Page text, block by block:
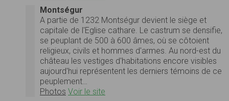
Montségur
A partie de 1232 Montségur devient le siège et
capitale de l'Eglise cathare. Le castrum se densifie,
se peuplant de 500 à 600 âmes, où se côtoient
religieux, civils et hommes d'armes. Au nord-est du
château les vestiges d'habitations encore visibles
aujourd'hui représentent les derniers témoins de ce
peuplement…
Photos Voir le site